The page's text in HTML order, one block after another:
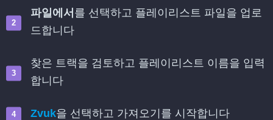
파일에서 를 선택하고 플레이리스트 파일을 업로
드합니다
찾은 트랙을 검토하고 플레이리스트 이름을 입력
합니다
Zvuk을 선택하고 가져오기를 시작합니다